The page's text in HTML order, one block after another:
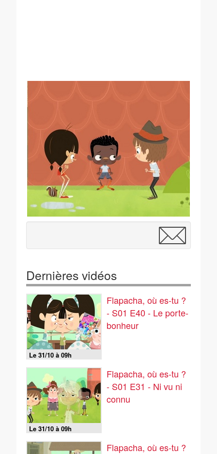
Dernières vidéos
Le 31/10 à 09h
Flapacha, où es-tu ?
- S01 E40 - Le porte-
bonheur
Le 31/10 à 09h
Flapacha, où es-tu ?
- S01 E31 - Ni vu ni
connu
Flapacha, où es-tu ?